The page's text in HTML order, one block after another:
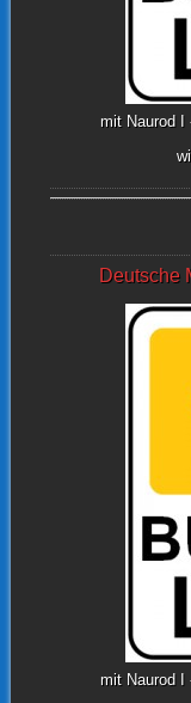
mit Naurod I
Deutsche
mit Naurod I